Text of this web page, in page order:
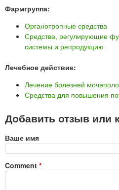
Фармгруппа:
Органотропные средства
Средства, регулирующие
системы и репродукцию
Лечебное действие:
Лечение болезней
Средства для повышения
Добавить отзыв или
Ваше имя
Comment *